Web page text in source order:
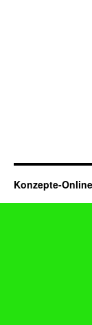
Konzepte-Online